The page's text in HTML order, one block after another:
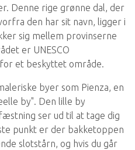
Denne rige grønne dal, der
den har sit navn, ligger i
sig mellem provinserne
er UNESCO
et beskyttet område.
byer som Pienza, en
by". Den lille by
ser ud til at tage dig
punkt er der bakketoppen
slotstårn, og hvis du går